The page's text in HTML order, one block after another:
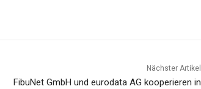
Nächster Artikel
FibuNet GmbH und eurodata AG kooperieren in